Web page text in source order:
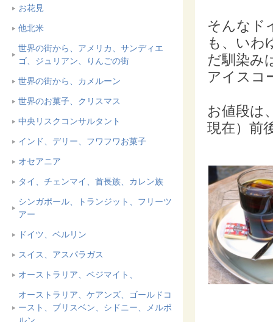
お花見
他北米
世界の街から、アメリカ、サンディエ
ゴ、ジュリアン、りんごの街
世界の街から、カメルーン
世界のお菓子、クリスマス
中央リスクコンサルタント
インド、デリー、フワフワお菓子
オセアニア
タイ、チェンマイ、首長族、カレン族
シンガポール、トランジット、フリーツ
アー
ドイツ、ベルリン
スイス、アスパラガス
オーストラリア、ベジマイト、
オーストラリア、ケアンズ、ゴールドコ
ースト、ブリスベン、シドニー、メルボ
そんなド
も、いわ
だ馴染み
アイスコ
お値段は
現在）前